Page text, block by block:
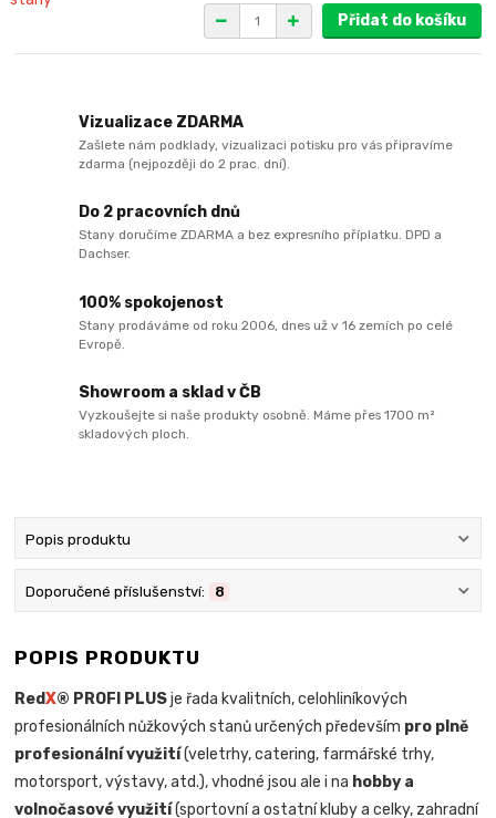
Přidat do košíku
Vizualizace ZDARMA
Zašlete nám podklady, vizualizaci potisku pro vás připravíme
zdarma (nejpozději do 2 prac. dní).
Do 2 pracovních dnů
Stany doručíme ZDARMA a bez expresního příplatku. DPD a
Dachser.
100% spokojenost
Stany prodáváme od roku 2006, dnes už v 16 zemích po celé
Evropě.
Showroom a sklad v ČB
Vyzkoušejte si naše produkty osobně. Máme přes 1700 m²
skladových ploch.
Popis produktu
Doporučené příslušenství: 8
POPIS PRODUKTU
RedX® PROFI PLUSje řada kvalitních, celohliníkových
profesionálních nůžkových stanů určených především pro plně
profesionální využití(veletrhy, catering, farmářské trhy,
motorsport, výstavy, atd.), vhodné jsou ale i na hobby a
volnočasové využití(sportovní a ostatní kluby a celky, zahradní